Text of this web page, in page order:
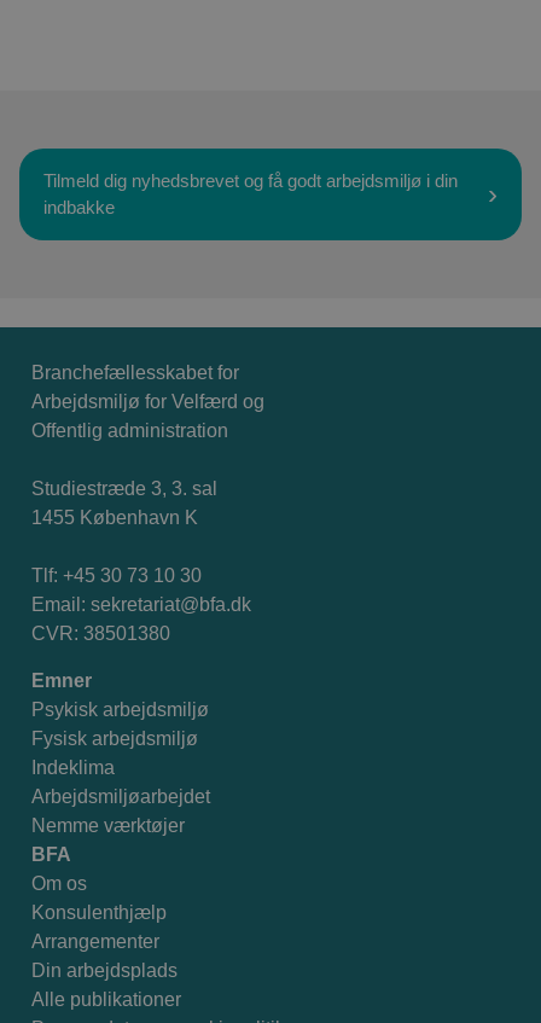
Tilmeld dig nyhedsbrevet og få godt arbejdsmiljø i din
indbakke
Branchefællesskabet for
Arbejdsmiljø for Velfærd og
Offentlig administration
Studiestræde 3, 3. sal
1455 København K
Tlf: +45 30 73 10 30
Email: sekretariat@bfa.dk
CVR: 38501380
Emner
Psykisk arbejdsmiljø
Fysisk arbejdsmiljø
Indeklima
Arbejdsmiljøarbejdet
Nemme værktøjer
BFA
Om os
Konsulenthjælp
Arrangementer
Din arbejdsplads
Alle publikationer